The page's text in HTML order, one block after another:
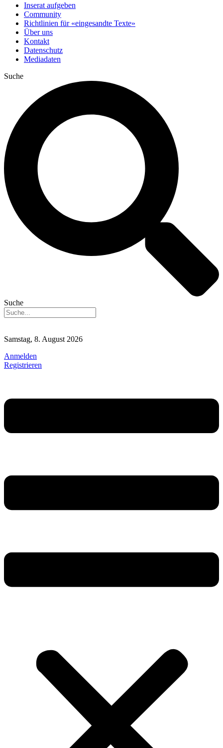
Inserat aufgeben
Community
Richtlinien für «eingesandte Texte»
Über uns
Kontakt
Datenschutz
Mediadaten
Suche
Suche
Samstag, 8. August 2026
Anmelden
Registrieren